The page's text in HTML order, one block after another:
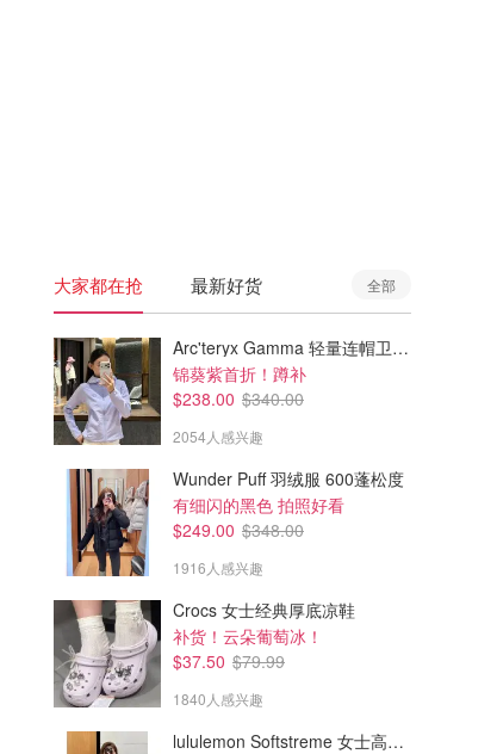
$52.99
Luxear 冰感凉感夏凉被、怕热
星人必备
amazon.ca
$29.99 $49.99
Weighted Idea 15磅重力毯
152x203cm
amazon.ca
大家都在抢 最新好货 全部
Arc'teryx Gamma 轻量连帽卫衣 女款
锦葵紫首折！蹲补
$238.00 $340.00
2054人感兴趣
Wunder Puff 羽绒服 600蓬松度
有细闪的黑色 拍照好看
$249.00 $348.00
1916人感兴趣
Crocs 女士经典厚底凉鞋
补货！云朵葡萄冰！
$37.50 $79.99
1840人感兴趣
lululemon Softstreme 女士高腰短裤 10cm